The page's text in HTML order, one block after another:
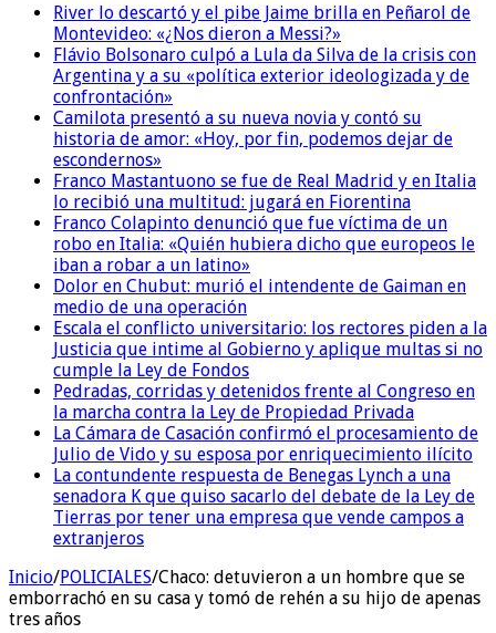
River lo descartó y el pibe Jaime brilla en Peñarol de
Montevideo: «¿Nos dieron a Messi?»
Flávio Bolsonaro culpó a Lula da Silva de la crisis con
Argentina y a su «política exterior ideologizada y de
confrontación»
Camilota presentó a su nueva novia y contó su
historia de amor: «Hoy, por fin, podemos dejar de
escondernos»
Franco Mastantuono se fue de Real Madrid y en Italia
lo recibió una multitud: jugará en Fiorentina
Franco Colapinto denunció que fue víctima de un
robo en Italia: «Quién hubiera dicho que europeos le
iban a robar a un latino»
Dolor en Chubut: murió el intendente de Gaiman en
medio de una operación
Escala el conflicto universitario: los rectores piden a la
Justicia que intime al Gobierno y aplique multas si no
cumple la Ley de Fondos
Pedradas, corridas y detenidos frente al Congreso en
la marcha contra la Ley de Propiedad Privada
La Cámara de Casación confirmó el procesamiento de
Julio de Vido y su esposa por enriquecimiento ilícito
La contundente respuesta de Benegas Lynch a una
senadora K que quiso sacarlo del debate de la Ley de
Tierras por tener una empresa que vende campos a
extranjeros
Inicio/POLICIALES/Chaco: detuvieron a un hombre que se
emborrachó en su casa y tomó de rehén a su hijo de apenas
tres años